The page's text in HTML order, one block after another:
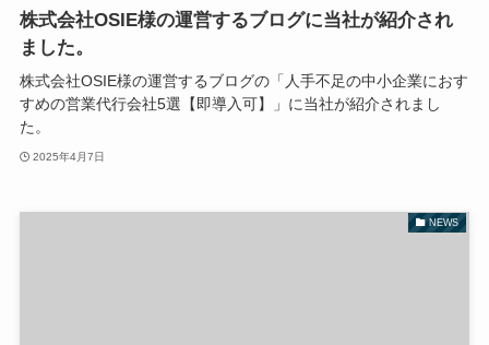
株式会社OSIE様の運営するブログに当社が紹介され
ました。
株式会社OSIE様の運営するブログの「人手不足の中小企業におす
すめの営業代行会社5選【即導入可】」に当社が紹介されまし
た。
2025年4月7日
NEWS